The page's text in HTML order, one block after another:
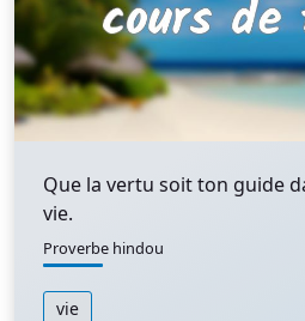
Que la vertu soit ton guide
vie.
Proverbe hindou
vie